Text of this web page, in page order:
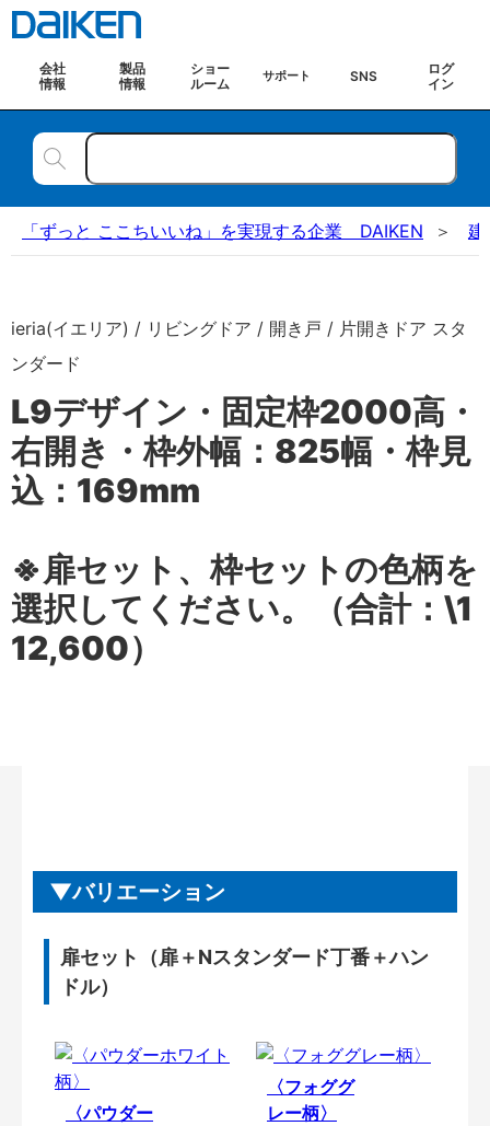
会社
情報
製品
情報
ショー
ルーム
サポート SNS
ログ
イン
「ずっと ここちいいね」を実現する企業 DAIKEN 建
ieria(イエリア) / リビングドア / 開き戸 / 片開きドア スタ
ンダード
L9デザイン・固定枠2000高・
右開き・枠外幅：825幅・枠見
込：169mm
※扉セット、枠セットの色柄を
選択してください。（合計：\1
12,600）
バリエーション
扉セット（扉＋Nスタンダード丁番＋ハン
ドル）
〈パウダー
〈フォググ
レー柄〉